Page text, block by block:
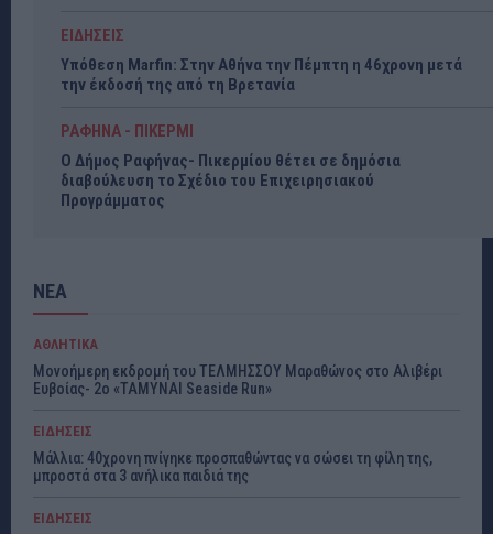
ΕΙΔΗΣΕΙΣ
Υπόθεση Marfin: Στην Αθήνα την Πέμπτη η 46χρονη μετά
την έκδοσή της από τη Βρετανία
ΡΑΦΗΝΑ - ΠΙΚΕΡΜΙ
Ο Δήμος Ραφήνας- Πικερμίου θέτει σε δημόσια
διαβούλευση το Σχέδιο του Επιχειρησιακού
Προγράμματος
ΝΕΑ
ΑΘΛΗΤΙΚΑ
Μονοήμερη εκδρομή του ΤΕΛΜΗΣΣΟΥ Μαραθώνος στο Αλιβέρι
Ευβοίας- 2ο «ΤΑΜΥΝΑΙ Seaside Run»
ΕΙΔΗΣΕΙΣ
Μάλλια: 40χρονη πνίγηκε προσπαθώντας να σώσει τη φίλη της,
μπροστά στα 3 ανήλικα παιδιά της
ΕΙΔΗΣΕΙΣ